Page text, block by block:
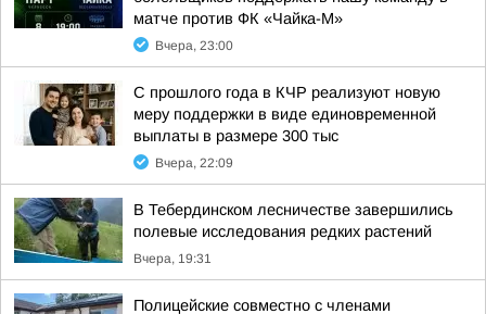
матче против ФК «Чайка-М»
Вчера, 23:00
С прошлого года в КЧР реализуют новую
меру поддержки в виде единовременной
выплаты в размере 300 тыс
Вчера, 22:09
В Тебердинском лесничестве завершились
полевые исследования редких растений
Вчера, 19:31
Полицейские совместно с членами